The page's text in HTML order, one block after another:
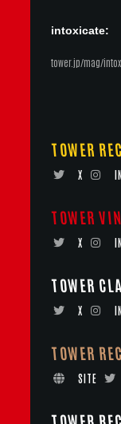
intoxicate:
tower.jp/mag/
TOWER
X
TOWER
X
TOWER
X
TOWER
SITE